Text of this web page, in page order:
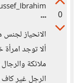
0
الانحياز
ألا توجد
ملائكة
الرجل غير